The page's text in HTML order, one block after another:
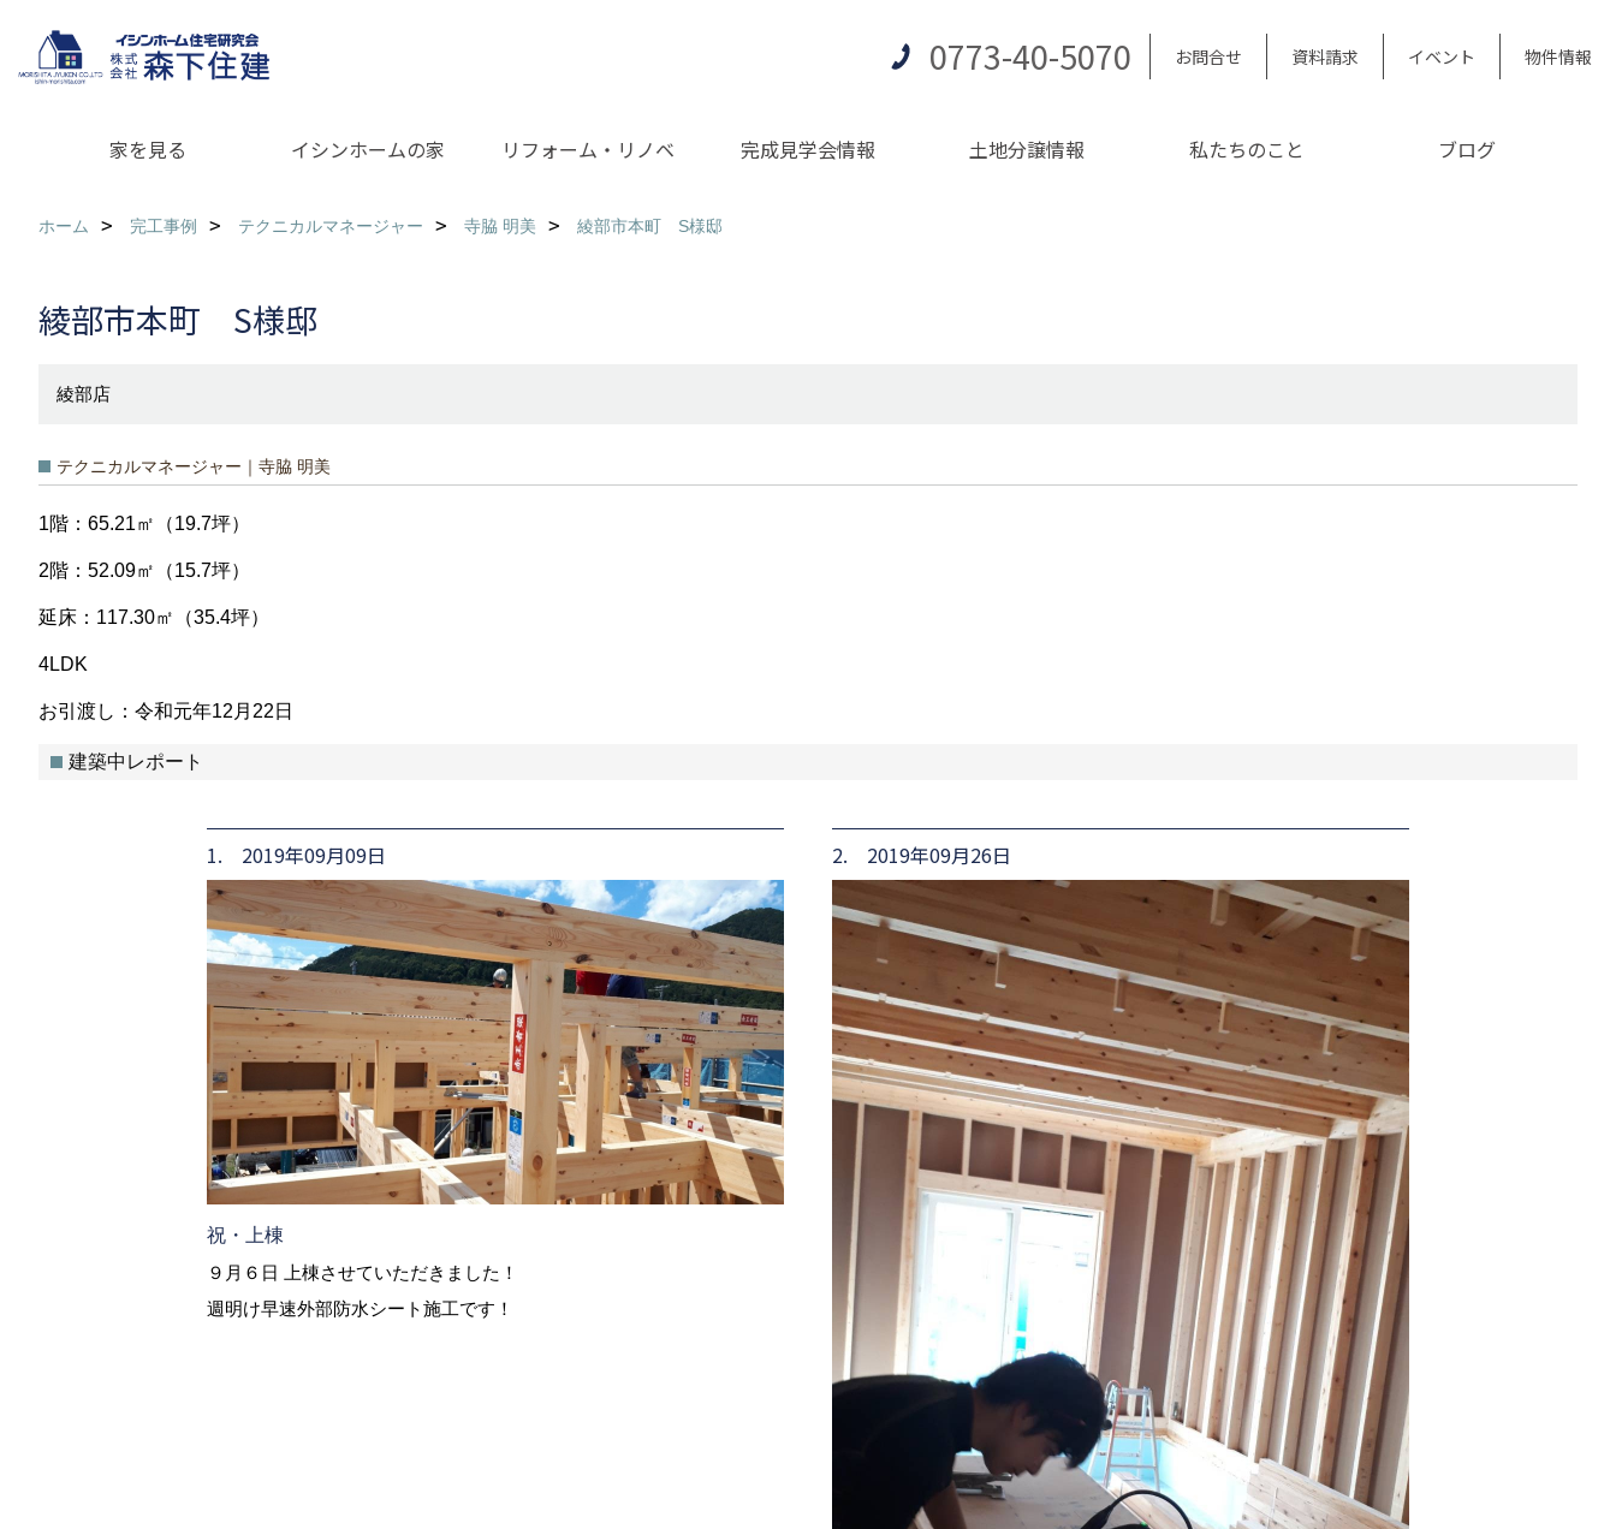
0773-40-5070 お問合せ 資料請求 イベント 物件情報
家を見る イシンホームの家 リフォーム・リノベ 完成見学会情報 土地分譲情報 私たちのこと ブログ
ホーム 完工事例 テクニカルマネージャー 寺脇 明美 綾部市本町 S様邸
綾部市本町 S様邸
綾部店
テクニカルマネージャー｜寺脇 明美
1階：65.21㎡（19.7坪）
2階：52.09㎡（15.7坪）
延床：117.30㎡（35.4坪）
4LDK
お引渡し：令和元年12月22日
建築中レポート
1. 2019年09月09日
祝・上棟
９月６日 上棟させていただきました！
週明け早速外部防水シート施工です！
2. 2019年09月26日